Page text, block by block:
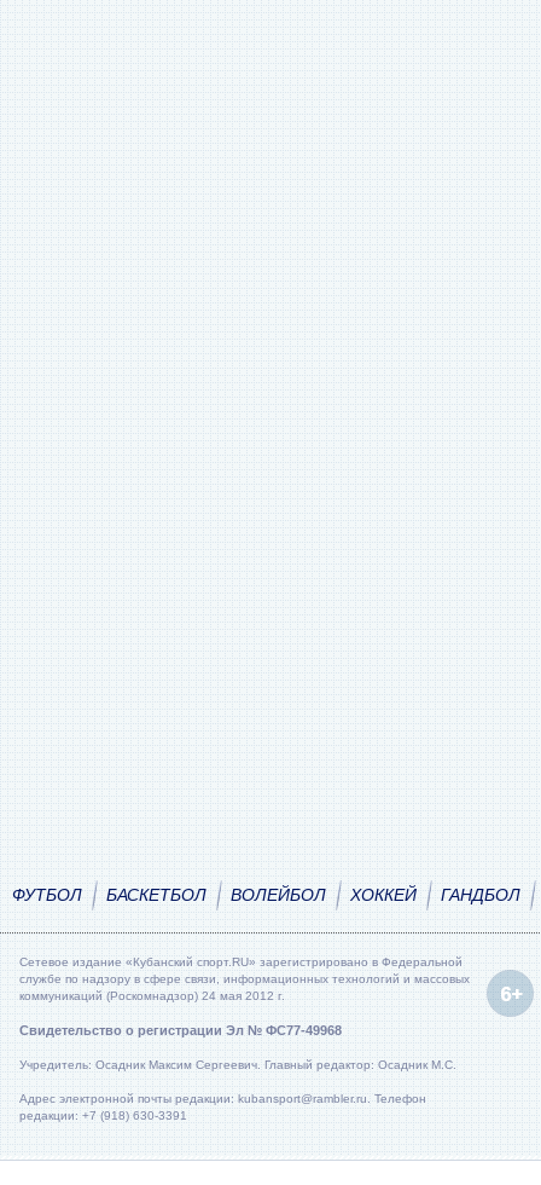
ФУТБОЛ БАСКЕТБОЛ ВОЛЕЙБОЛ ХОККЕЙ ГАНДБОЛ
Сетевое издание «Кубанский спорт.RU» зарегистрировано в Федеральной
службе по надзору в сфере связи, информационных технологий и массовых
коммуникаций (Роскомнадзор) 24 мая 2012 г.
Свидетельство о регистрации Эл № ФС77-49968
Учредитель: Осадник Максим Сергеевич. Главный редактор: Осадник М.С.
Адрес электронной почты редакции: kubansport@rambler.ru. Телефон
редакции: +7 (918) 630-3391